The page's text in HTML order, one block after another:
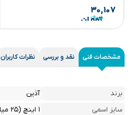
۳۰,۱۰۷
تومان
مشخصات فنی نقد و بررسی نظرات کاربران
برند
آذین
سایز اسمی
۱ اینچ (۲۵ میلی‌متر)